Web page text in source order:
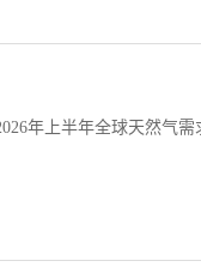
年上半年全球天然气需